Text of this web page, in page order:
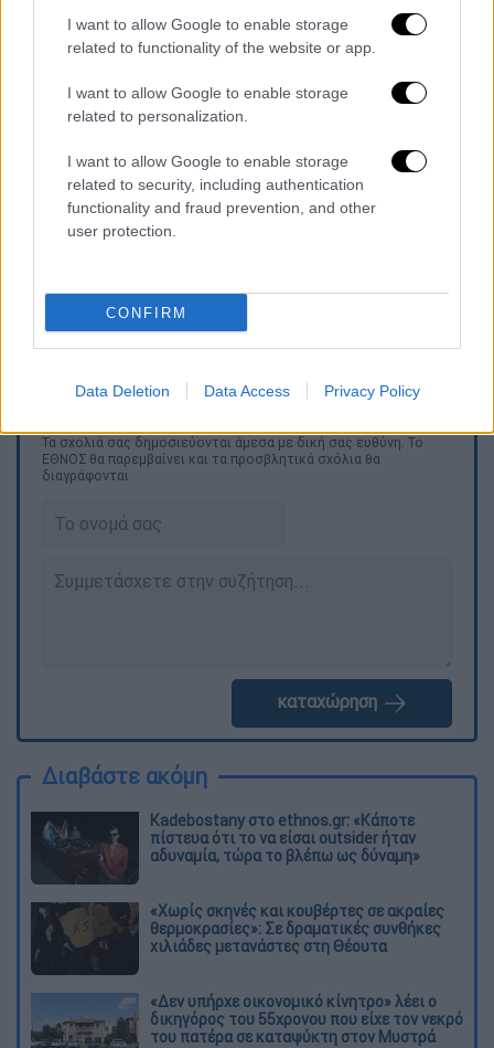
I want to allow Google to enable storage
related to functionality of the website or app.
I want to allow Google to enable storage
related to personalization.
I want to allow Google to enable storage
related to security, including authentication
functionality and fraud prevention, and other
user protection.
CONFIRM
Data Deletion Data Access Privacy Policy
Κατέληξε ότι τόσο η ίδια όσο και τα
υπόλοιπα στελέχη του
επιστρέψει από τις ΗΠΑ, να συνεδριάσουν
τα Όργανα του κόμματος και να του θέσουν
δια ζώσης τα όποια ερωτήματα.
Τα σχολιά σας δημοσιεύονται άμεσα με δική σας ευθύνη. Το
ΕΘΝΟΣ θα παρεμβαίνει και τα προσβλητικά σχόλια θα
διαγράφονται
καταχώρηση
Διαβάστε ακόμη
Kadebostany στο ethnos.gr: «Κάποτε
πίστευα ότι το να είσαι outsider ήταν
αδυναμία, τώρα το βλέπω ως δύναμη»
«Χωρίς σκηνές και κουβέρτες σε ακραίες
θερμοκρασίες»: Σε δραματικές συνθήκες
χιλιάδες μετανάστες στη Θέουτα
«Δεν υπήρχε οικονομικό κίνητρο» λέει ο
δικηγόρος του 55χρονου που είχε τον νεκρό
του πατέρα σε καταψύκτη στον Μυστρά